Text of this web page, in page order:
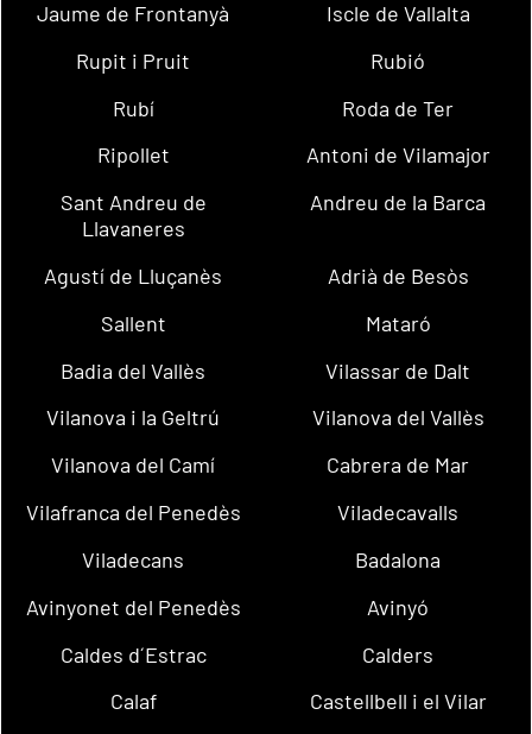
Jaume de Frontanyà
Iscle de Vallalta
Rupit i Pruit
Rubió
Rubí
Roda de Ter
Ripollet
Antoni de Vilamajor
Sant Andreu de
Llavaneres
Andreu de la Barca
Agustí de Lluçanès
Adrià de Besòs
Sallent
Mataró
Badia del Vallès
Vilassar de Dalt
Vilanova i la Geltrú
Vilanova del Vallès
Vilanova del Camí
Cabrera de Mar
Vilafranca del Penedès
Viladecavalls
Viladecans
Badalona
Avinyonet del Penedès
Avinyó
Caldes d´Estrac
Calders
Calaf
Castellbell i el Vilar